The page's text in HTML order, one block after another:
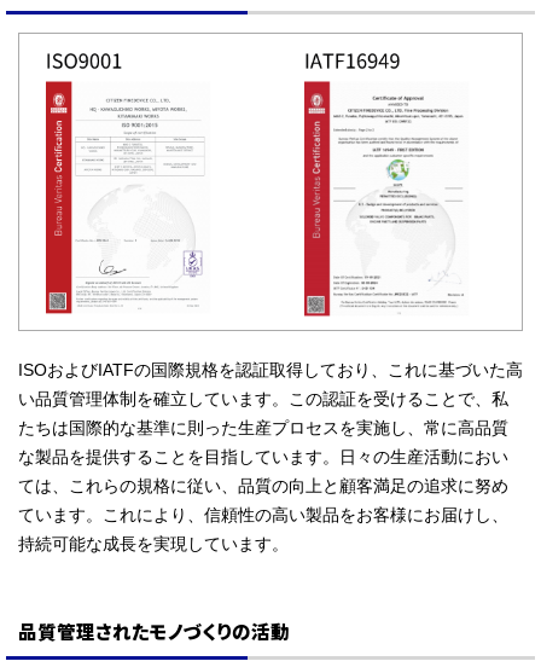
ISOおよびIATFの国際規格を認証取得しており、これに基づいた高
い品質管理体制を確立しています。この認証を受けることで、私
たちは国際的な基準に則った生産プロセスを実施し、常に高品質
な製品を提供することを目指しています。日々の生産活動におい
ては、これらの規格に従い、品質の向上と顧客満足の追求に努め
ています。これにより、信頼性の高い製品をお客様にお届けし、
持続可能な成長を実現しています。
品質管理されたモノづくりの活動